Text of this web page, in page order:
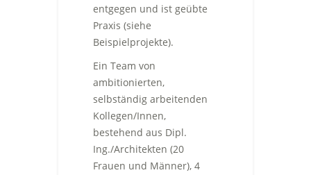
entgegen und ist geübte
Praxis (siehe
Beispielprojekte).
Ein Team von
ambitionierten,
selbständig arbeitenden
Kollegen/Innen,
bestehend aus Dipl.
Ing./Architekten (20
Frauen und Männer), 4